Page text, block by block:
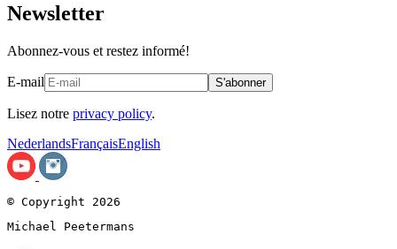
Newsletter
Abonnez-vous et restez informé!
E-mail S'abonner
Lisez notre privacy policy.
NederlandsFrançaisEnglish
© Copyright 2026
Michael Peetermans